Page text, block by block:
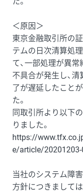
＜原因＞
東京金融取引所の
テムの日次清算処
て、一部処理が異常
不具合が発生し、清
了が遅延したこと
た。
同取引所より以下
りました。
https://
e/article/20201203-
当社のシステム障
方針につきましては